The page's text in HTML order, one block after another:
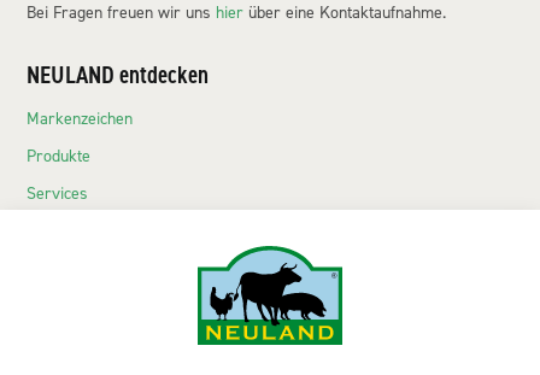
Bei Fragen freuen wir uns hier über eine Kontaktaufnahme.
NEULAND entdecken
Markenzeichen
Produkte
Services